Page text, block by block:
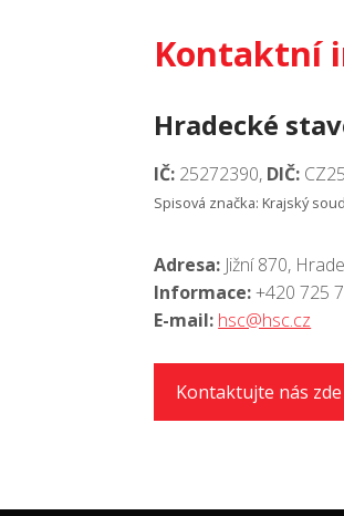
Kontaktní
Hradecké
IČ: 25272390, DIČ:
Spisová značka: Krajský
Adresa: Jižní 870,
Informace:+420 725
E-mail: hsc@hsc.cz
Kontaktujte nás zde